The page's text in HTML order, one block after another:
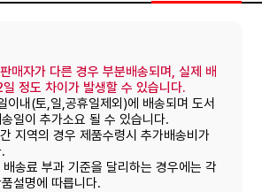
매자가 다른 경우 부분배송되며, 실제 배
정도 차이가 발생할 수 있습니다.
내(토,일,공휴일제외)에 배송되며 도서
일이 추가소요 될 수 있습니다.
지역의 경우 제품수령시 추가배송비가
송료 부과 기준을 달리하는 경우에는 각
설명에 따릅니다.